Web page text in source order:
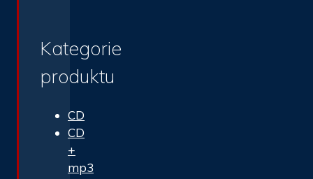
Kategorie
produktu
CD
CD
+
mp3